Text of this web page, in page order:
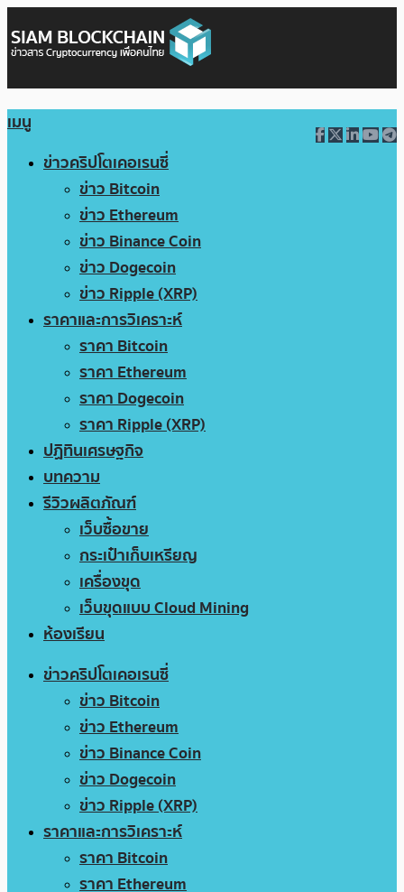
เมนู
ข่าวคริปโตเคอเรนซี่
ข่าว Bitcoin
ข่าว Ethereum
ข่าว Binance Coin
ข่าว Dogecoin
ข่าว Ripple (XRP)
ราคาและการวิเคราะห์
ราคา Bitcoin
ราคา Ethereum
ราคา Dogecoin
ราคา Ripple (XRP)
ปฏิทินเศรษฐกิจ
บทความ
รีวิวผลิตภัณฑ์
เว็บซื้อขาย
กระเป๋าเก็บเหรียญ
เครื่องขุด
เว็บขุดแบบ Cloud Mining
ห้องเรียน
ข่าวคริปโตเคอเรนซี่
ข่าว Bitcoin
ข่าว Ethereum
ข่าว Binance Coin
ข่าว Dogecoin
ข่าว Ripple (XRP)
ราคาและการวิเคราะห์
ราคา Bitcoin
ราคา Ethereum